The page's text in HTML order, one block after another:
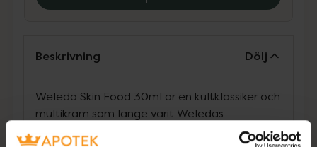
Beskrivning Dölj
Weleda Skin Food 30ml är en kultklassiker och
multikräm som länge varit Weledas
bästsäljande produkt. Skin Food är en rik